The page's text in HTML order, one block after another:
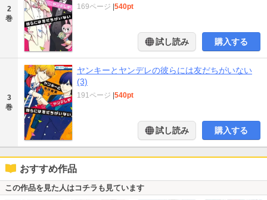
2
巻
169ページ 540pt
試し読み 購入する
3
巻
ヤンキーとヤンデレの彼らには友だちがいない
(3)
191ページ 540pt
試し読み 購入する
おすすめ作品
この作品を見た人はコチラも見ています